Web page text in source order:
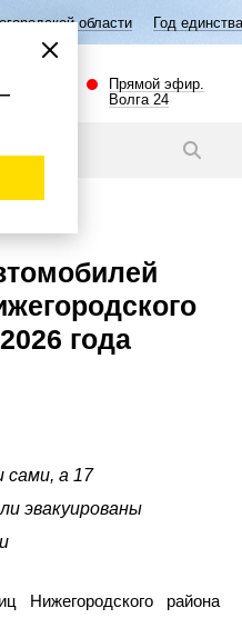
Год единства народов России
Прямой эфир.
Волга 24
года
сами, а 17
эвакуированы
района